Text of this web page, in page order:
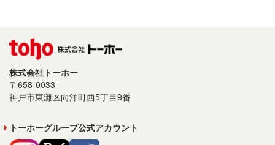
株式会社トーホー
〒658-0033
神戸市東灘区向洋町西5丁目9番
トーホーグループ公式アカウント